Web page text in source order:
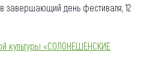
завершающий день фестиваля, 12
культуры «СОЛОНЕШЕНСКИЕ